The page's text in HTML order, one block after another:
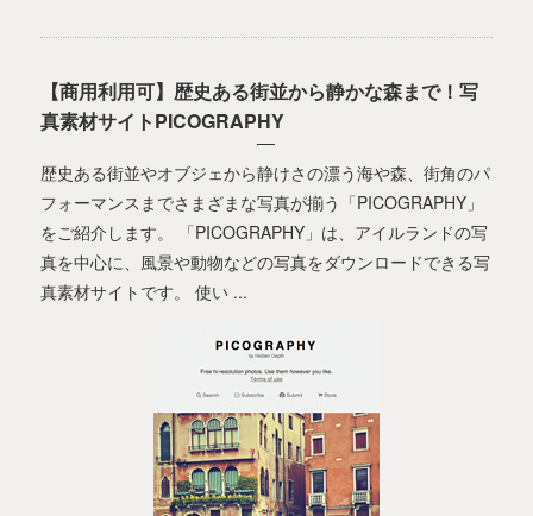
【商用利用可】歴史ある街並から静かな森まで！写
真素材サイトPICOGRAPHY
歴史ある街並やオブジェから静けさの漂う海や森、街角のパ
フォーマンスまでさまざまな写真が揃う「PICOGRAPHY」
をご紹介します。 「PICOGRAPHY」は、アイルランドの写
真を中心に、風景や動物などの写真をダウンロードできる写
真素材サイトです。 使い ...